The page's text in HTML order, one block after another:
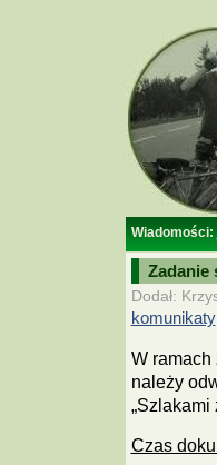
Wiadomości:
Zadanie
Dodał:
komunikaty,
W
należy
„Szlakami
Czas